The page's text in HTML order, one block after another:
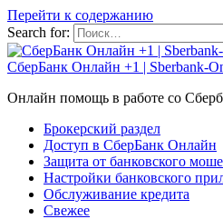
Перейти к содержанию
Search for:
СберБанк Онлайн +1 | Sberbank-
Онлайн помощь в работе со
Брокерский раздел
Доступ в СберБанк Онлайн
Защита от банковского
Настройки банковского
Обслуживание кредита
Свежее